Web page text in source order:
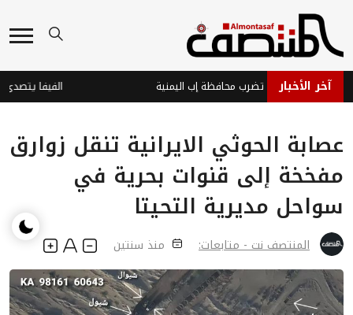
آخر الأخبار
بقوة 3.9 تضرب محافظة إب اليمنية الفيفا يتصدى
عصابة الحوثي الايرانية تنقل زوارق
مفخخة إلى قنوات بحرية في
سواحل مديرية التحيتا
المنتصف نت - متابعات: منذ سنتين